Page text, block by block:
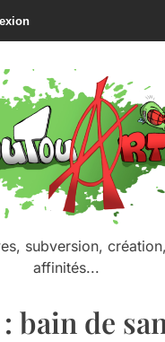
subversion,
affinités...
bain de